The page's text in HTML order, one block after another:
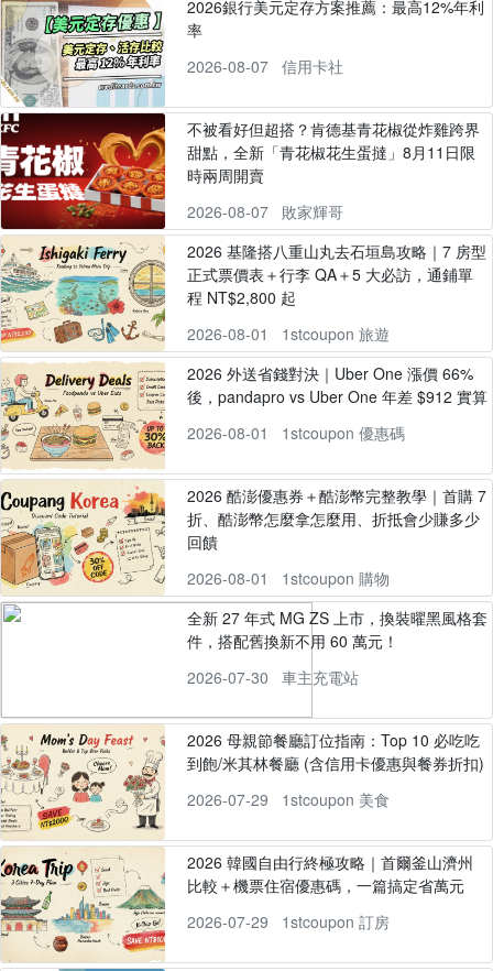
2026銀行美元定存方案推薦：最高12%年利
率
2026-08-07
信用卡社
不被看好但超搭？肯德基青花椒從炸雞跨界
甜點，全新「青花椒花生蛋撻」8月11日限
時兩周開賣
2026-08-07
敗家輝哥
2026 基隆搭八重山丸去石垣島攻略｜7 房型
正式票價表＋行李 QA＋5 大必訪，通鋪單
程 NT$2,800 起
2026-08-01
1stcoupon 旅遊
2026 外送省錢對決｜Uber One 漲價 66%
後，pandapro vs Uber One 年差 $912 實算
2026-08-01
1stcoupon 優惠碼
2026 酷澎優惠券＋酷澎幣完整教學｜首購 7
折、酷澎幣怎麼拿怎麼用、折抵會少賺多少
回饋
2026-08-01
1stcoupon 購物
全新 27 年式 MG ZS 上市，換裝曜黑風格套
件，搭配舊換新不用 60 萬元！
2026-07-30
車主充電站
2026 母親節餐廳訂位指南：Top 10 必吃吃
到飽/米其林餐廳 (含信用卡優惠與餐券折扣)
2026-07-29
1stcoupon 美食
2026 韓國自由行終極攻略｜首爾釜山濟州
比較＋機票住宿優惠碼，一篇搞定省萬元
2026-07-29
1stcoupon 訂房